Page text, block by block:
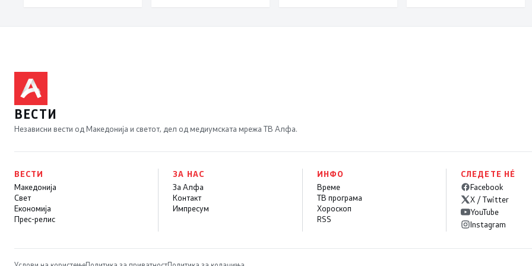
ВЕСТИ
Независни вести од Македонија и светот, дел од медиумската мрежа ТВ Алфа.
ВЕСТИ
Македонија
Свет
Економија
Прес-релис
ЗА НАС
За Алфа
Контакт
Импресум
ИНФО
Време
ТВ програма
Хороскоп
RSS
СЛЕДЕТЕ НÉ
Facebook
X / Twitter
YouTube
Instagram